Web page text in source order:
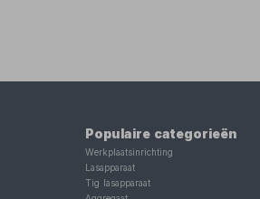
Populaire categorieën
Werkplaatsinrichting
Lasapparaat
Tig lasapparaat